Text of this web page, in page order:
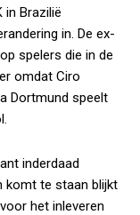
in Brazilië
in. De ex-
spelers die in de
omdat Ciro
Dortmund speelt
inderdaad
komt te staan blijkt
het inleveren